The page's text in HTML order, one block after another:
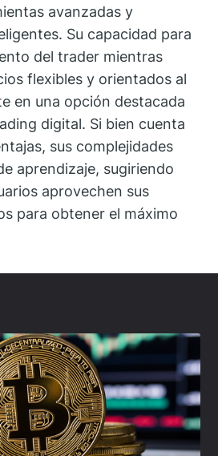
avanzadas y
Su capacidad para
del trader mientras
flexibles y orientados al
en una opción destacada
digital. Si bien cuenta
sus complejidades
aprendizaje, sugiriendo
aprovechen sus
para obtener el máximo